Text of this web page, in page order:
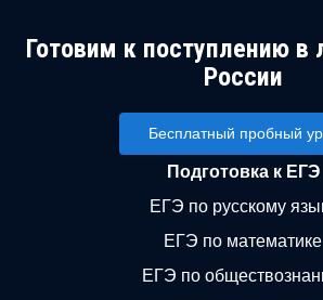
Готовим к поступлению в
России
Бесплатный пробный
Подготовка к ЕГЭ
ЕГЭ по русскому
ЕГЭ по математике
ЕГЭ по